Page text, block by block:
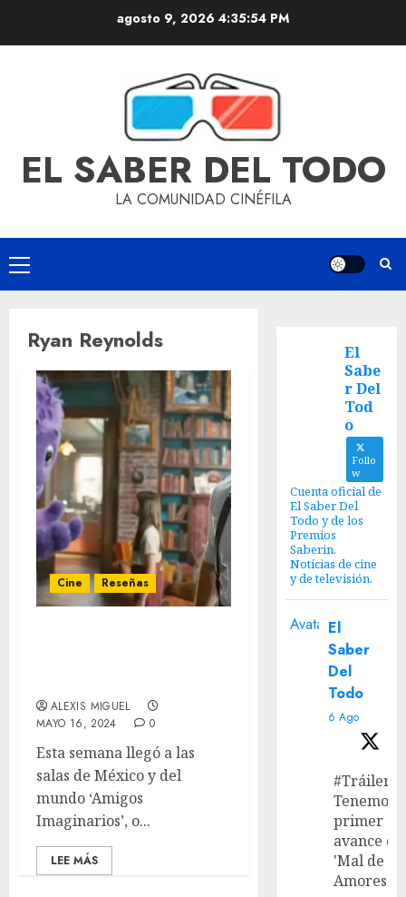
agosto 9, 2026 4:35:55 PM
EL SABER DEL TODO
LA COMUNIDAD CINÉFILA
Ryan Reynolds
Cine Reseñas
ALEXIS MIGUEL
MAYO 16, 2024
0
Esta semana llegó a las
salas de México y del
mundo ‘Amigos
Imaginarios’, o...
LEE MÁS
El
Sabe
r Del
Tod
o
Follo
w
Cuenta oficial de
El Saber Del
Todo y de los
Premios
Saberin.
Noticias de cine
y de televisión.
Avatar El
Saber
Del
Todo
6 Ago
#Tráiler
Tenemos
primer
avance de
'Mal de
Amores'.